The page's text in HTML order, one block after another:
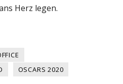
Herz legen.
OSCARS 2020